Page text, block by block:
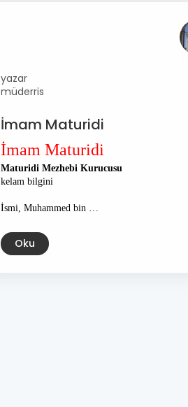
yazar
müderris
İmam Maturidi
İmam Maturidi
Maturidi Mezhebi Kurucusu
kelam bilgini
İsmi, Muhammed bin …
Oku